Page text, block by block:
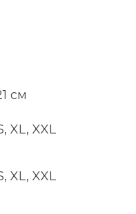
см
XL, XXL
XL, XXL